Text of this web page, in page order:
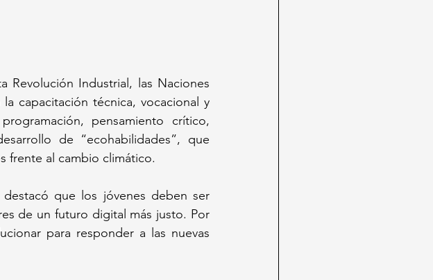
Revolución Industrial, las Naciones
capacitación técnica, vocacional y
pensamiento crítico,
de “ecohabilidades”, que
frente al cambio climático.
que los jóvenes deben ser
de un futuro digital más justo. Por
para responder a las nuevas